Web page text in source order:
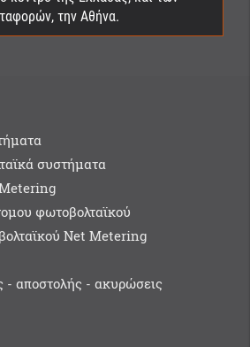
την Αθήνα.
συστήματα
φωτοβολταϊκού
Net Metering
- αποστολής - ακυρώσεις